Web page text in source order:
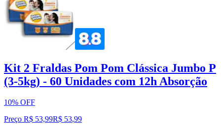
Kit 2 Fraldas Pom Pom Clássica Jumbo P
(3-5kg) - 60 Unidades com 12h Absorção
10% OFF
Preço R$ 53,99R$ 53,99